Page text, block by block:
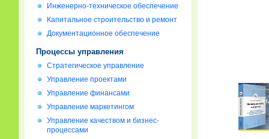
Инженерно-техническое обеспечение
Капитальное строительство и ремонт
Документационное обеспечение
Процессы управления
Стратегическое управление
Управление проектами
Управление финансами
Управление маркетингом
Управление качеством и бизнес-
процессами